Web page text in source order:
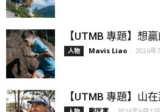
【UTMB 專題】想
人物 Mavis Liao - 2026年
【UTMB 專題】山